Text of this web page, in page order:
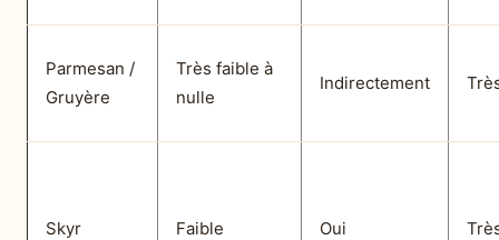
Parmesan /
Gruyère
Très faible à
nulle
Indirectement
Skyr Faible Oui